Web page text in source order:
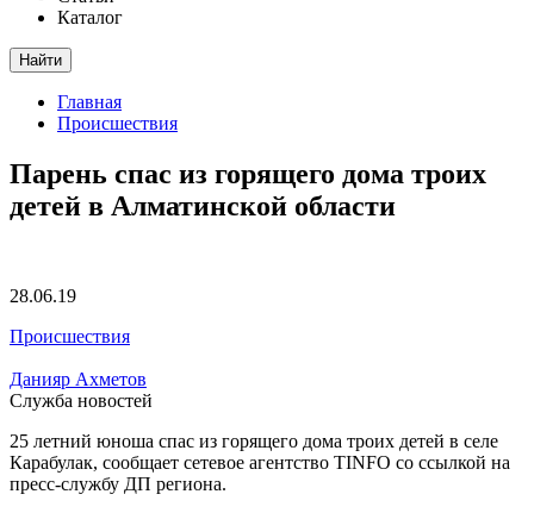
Каталог
Найти
Главная
Происшествия
Парень спас из горящего дома троих
детей в Алматинской области
28.06.19
Происшествия
Данияр Ахметов
Служба новостей
25 летний юноша спас из горящего дома троих детей в селе
Карабулак, сообщает сетевое агентство TINFO со ссылкой на
пресс-службу ДП региона.